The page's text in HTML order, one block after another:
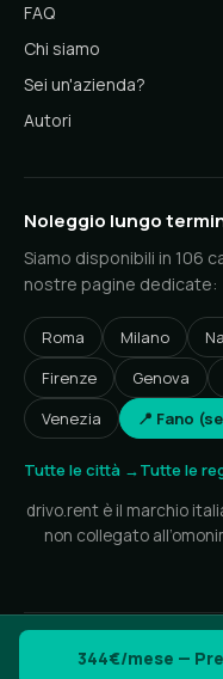
344€/mese —
FAQ
Chi siamo
Sei un'azienda?
Autori
Noleggio lungo
Siamo disponibili in 106
nostre pagine dedicate:
Roma Milano
Firenze
Genova
Venezia
📍 Fano
Tutte le città →Tutte le
drivo.rent è il marchio
non collegato
© 2026 drivo.rent — Gruppo
Privacy